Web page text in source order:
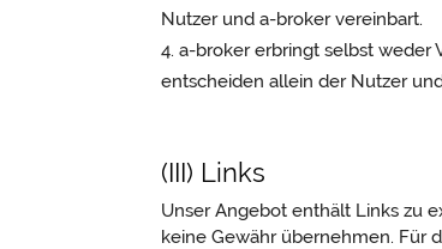
Nutzer und a-broker vereinbart.
a-broker erbringt selbst weder
entscheiden allein der Nutzer
(III) Links
Unser Angebot enthält Links zu
keine Gewähr übernehmen. Für